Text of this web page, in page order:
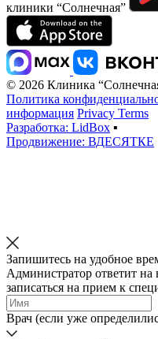
клиники “Солнечная”
© 2026 Клиника
Политика
информация Privacy Terms
Разработка: LidBox ▪
Продвижение: ВДЕСЯТКЕ
Запишитесь на удобное
Администратор ответит
записаться на прием к
Врач (если уже